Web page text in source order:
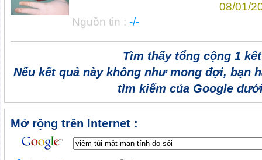
08/01/
Nguồn tin : -/-
Tìm thấy tổng cộng 1
Nếu kết quả này không như mong đợi, bạn
tìm kiếm của Google
Mở rộng trên Internet :